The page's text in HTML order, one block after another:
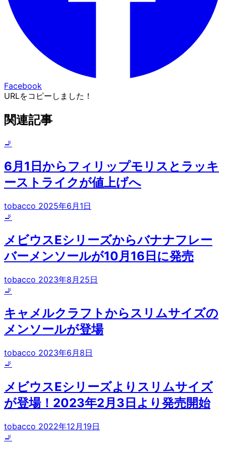
Facebook
URLをコピーしました！
関連記事
🚬
6月1日からフィリップモリスとラッキ
ーストライクが値上げへ
tobacco 2025年6月1日
🚬
メビウスEシリーズからバナナフレー
バーメンソールが10月16日に発売
tobacco 2023年8月25日
🚬
キャメルクラフトからスリムサイズの
メンソールが登場
tobacco 2023年6月8日
🚬
メビウスEシリーズよりスリムサイズ
が登場！2023年2月3日より発売開始
tobacco 2022年12月19日
🚬